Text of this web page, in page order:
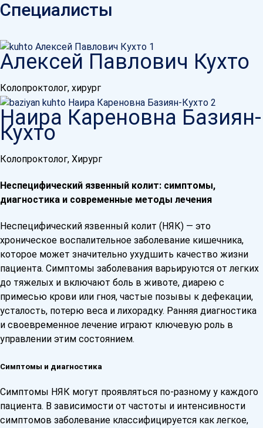
Специалисты
Алексей Павлович Кухто
Колопроктолог, хирург
Наира Кареновна Базиян-
Кухто
Колопроктолог, Хирург
Неспецифический язвенный колит: симптомы,
диагностика и современные методы лечения
Неспецифический язвенный колит (НЯК) — это
хроническое воспалительное заболевание кишечника,
которое может значительно ухудшить качество жизни
пациента. Симптомы заболевания варьируются от легких
до тяжелых и включают боль в животе, диарею с
примесью крови или гноя, частые позывы к дефекации,
усталость, потерю веса и лихорадку. Ранняя диагностика
и своевременное лечение играют ключевую роль в
управлении этим состоянием.
Симптомы и диагностика
Симптомы НЯК могут проявляться по-разному у каждого
пациента. В зависимости от частоты и интенсивности
симптомов заболевание классифицируется как легкое,